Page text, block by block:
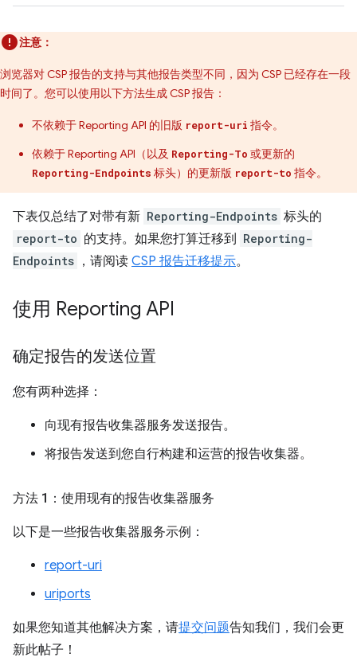
注意：
浏览器对 CSP 报告的支持与其他报告类型不同，因为 CSP 已经存在一段
时间了。您可以使用以下方法生成 CSP 报告：
不依赖于 Reporting API 的旧版 report-uri 指令。
依赖于 Reporting API（以及 Reporting-To 或更新的
Reporting-Endpoints 标头）的更新版 report-to 指令。
下表仅总结了对带有新 Reporting-Endpoints 标头的
report-to 的支持。如果您打算迁移到 Reporting-
Endpoints ，请阅读 CSP 报告迁移提示。
使用 Reporting API
确定报告的发送位置
您有两种选择：
向现有报告收集器服务发送报告。
将报告发送到您自行构建和运营的报告收集器。
方法 1：使用现有的报告收集器服务
以下是一些报告收集器服务示例：
report-uri
uriports
如果您知道其他解决方案，请提交问题告知我们，我们会更
新此帖子！